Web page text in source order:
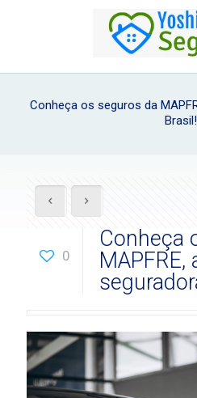
Conheça os seguros da
Brasil!
0
Conheça
MAPFRE,